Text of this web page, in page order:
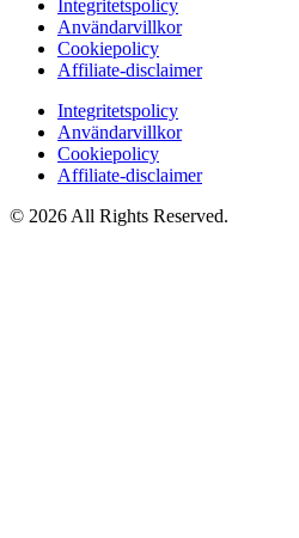
Integritetspolicy
Användarvillkor
Cookiepolicy
Affiliate‑disclaimer
Integritetspolicy
Användarvillkor
Cookiepolicy
Affiliate‑disclaimer
© 2026 All Rights Reserved.